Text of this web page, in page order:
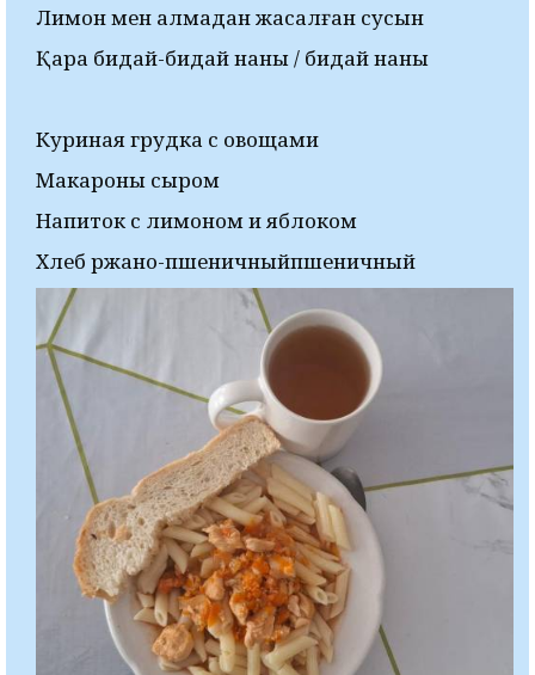
Лимон мен алмадан жасалған сусын
Қара бидай-бидай наны / бидай наны
Куриная грудка с овощами
Макароны сыром
Напиток с лимоном и яблоком
Хлеб ржано-пшеничныйпшеничный